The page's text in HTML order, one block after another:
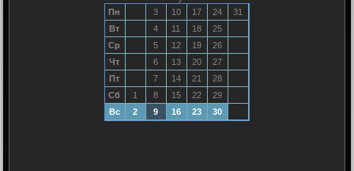
Пн 3 10 17 24
31
Вт
4 11 18
25
Ср
5 12 19
26
Чт
6 13 20
27
Пт
7 14 21
28
Сб
1 8 15 22
29
Вс
2 9 16 23 30